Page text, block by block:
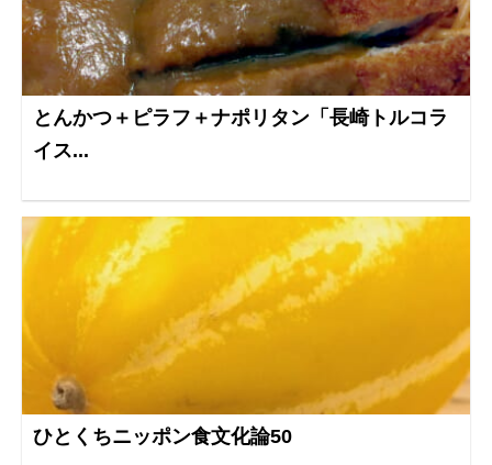
とんかつ＋ピラフ＋ナポリタン「長崎トルコラ
イス...
ひとくちニッポン食文化論50